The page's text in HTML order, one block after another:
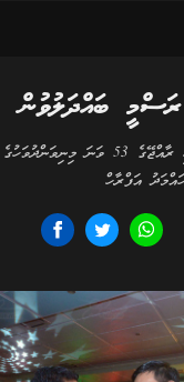
ބައްދަލުވުން
25 ޖުލައި 2018: ދިވެހި ރާއްޖޭގެ
އަފްރާހް